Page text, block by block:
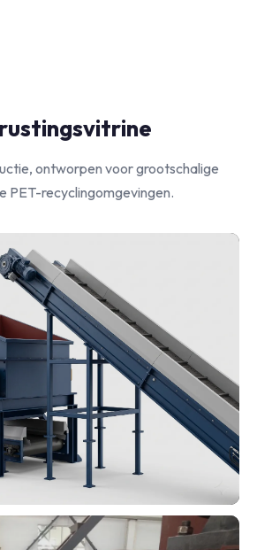
ontworpen voor grootschalige
PET-recyclingomgevingen.